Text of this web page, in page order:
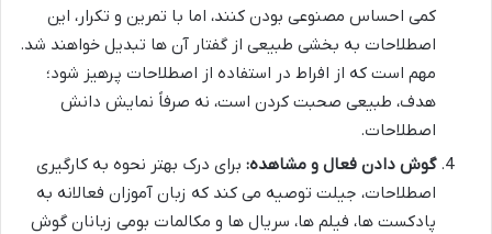
کمی احساس مصنوعی بودن کنند، اما با تمرین و تکرار، این
اصطلاحات به بخشی طبیعی از گفتار آن ها تبدیل خواهند شد.
مهم است که از افراط در استفاده از اصطلاحات پرهیز شود؛
هدف، طبیعی صحبت کردن است، نه صرفاً نمایش دانش
اصطلاحات.
گوش دادن فعال و مشاهده: برای درک بهتر نحوه به کارگیری
اصطلاحات، جیلت توصیه می کند که زبان آموزان فعالانه به
پادکست ها، فیلم ها، سریال ها و مکالمات بومی زبانان گوش